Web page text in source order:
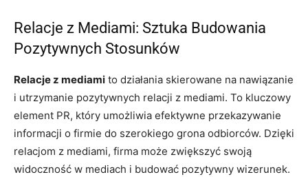
Relacje z Mediami: Sztuka Budowania
Pozytywnych Stosunków
Relacje z mediami to działania skierowane na nawiązanie
i utrzymanie pozytywnych relacji z mediami. To kluczowy
element PR, który umożliwia efektywne przekazywanie
informacji o firmie do szerokiego grona odbiorców. Dzięki
relacjom z mediami, firma może zwiększyć swoją
widoczność w mediach i budować pozytywny wizerunek.